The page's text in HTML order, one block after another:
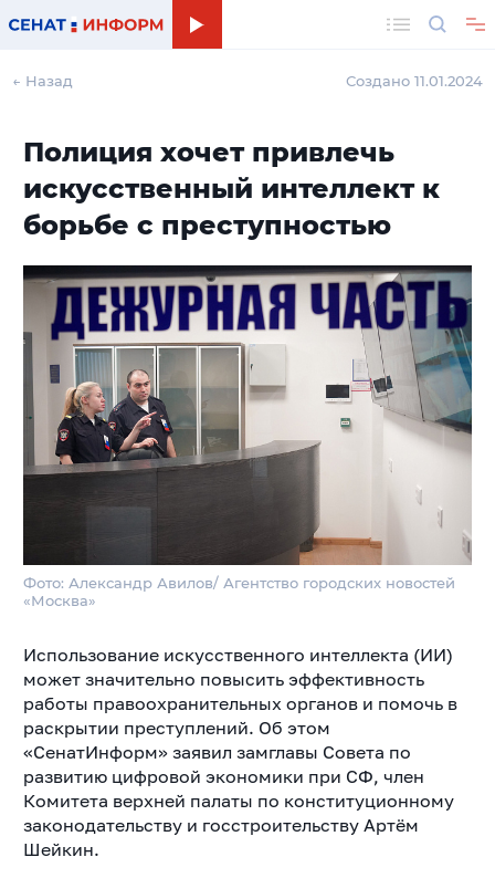
← Назад Создано 11.01.2024
Полиция хочет привлечь
искусственный интеллект к
борьбе с преступностью
Фото: Александр Авилов/ Агентство городских новостей
«Москва»
Использование искусственного интеллекта (ИИ)
может значительно повысить эффективность
работы правоохранительных органов и помочь в
раскрытии преступлений. Об этом
«СенатИнформ» заявил замглавы Совета по
развитию цифровой экономики при СФ, член
Комитета верхней палаты по конституционному
законодательству и госстроительству Артём
Шейкин.